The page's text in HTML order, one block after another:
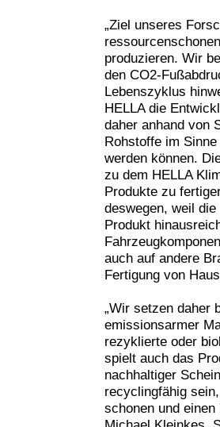
„Ziel unseres
produzieren. Wir
den CO2-
Lebenszyklus
HELLA die
daher anhand von
Rohstoffe im
werden können.
zu dem HELLA
Produkte zu
deswegen, weil
Produkt
auch auf andere
Fertigung von
„Wir setzen daher
emissionsarmer
rezyklierte oder
spielt auch das
nachhaltiger
recyclingfähig
schonen und